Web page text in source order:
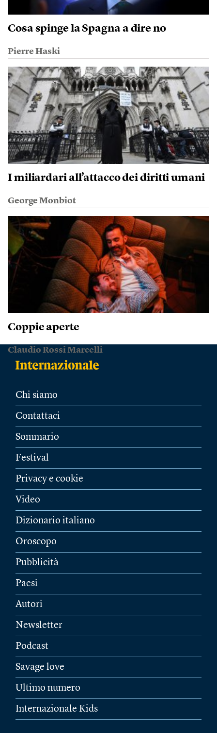
Cosa spinge la Spagna a dire no
Pierre Haski
I miliardari all’attacco dei diritti umani
George Monbiot
Coppie aperte
Claudio Rossi Marcelli
Chi siamo
Contattaci
Sommario
Festival
Privacy e cookie
Video
Dizionario italiano
Oroscopo
Pubblicità
Paesi
Autori
Newsletter
Podcast
Savage love
Ultimo numero
Internazionale Kids